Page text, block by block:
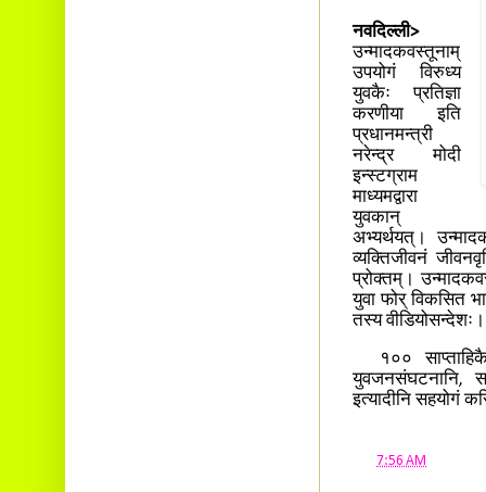
नवदिल्ली>
उन्मादकवस्तूनाम्
उपयोगं विरुध्य
युवकैः प्रतिज्ञा
करणीया इति
प्रधानमन्त्री
नरेन्द्र मोदी
इन्स्टग्राम
माध्यमद्वारा
युवकान्
अभ्यर्थयत्।
व्यक्तिजीवनं
प्रोक्तम्।
युवा फोर् विकसित
तस्य
१००
युवजनसंघटनानि,
इत्यादीनि सहयोगं
7:56 AM